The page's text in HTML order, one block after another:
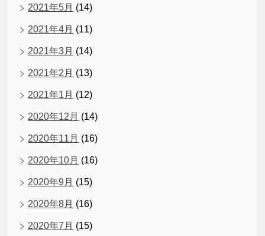
2021年5月 (14)
2021年4月 (11)
2021年3月 (14)
2021年2月 (13)
2021年1月 (12)
2020年12月 (14)
2020年11月 (16)
2020年10月 (16)
2020年9月 (15)
2020年8月 (16)
2020年7月 (15)